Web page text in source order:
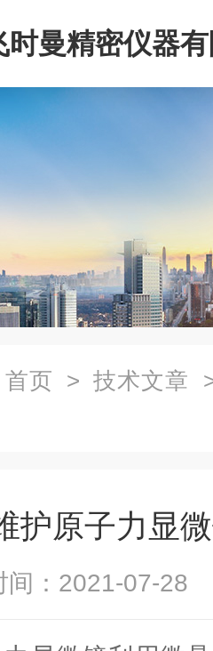
时曼精密仪器
首页 > 技术文章
护原子力显
间：2021-07-